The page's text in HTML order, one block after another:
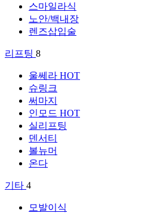
스마일라식
노안/백내장
렌즈삽입술
리프팅 8
울쎄라 HOT
슈링크
써마지
인모드 HOT
실리프팅
덴서티
볼뉴머
온다
기타 4
모발이식